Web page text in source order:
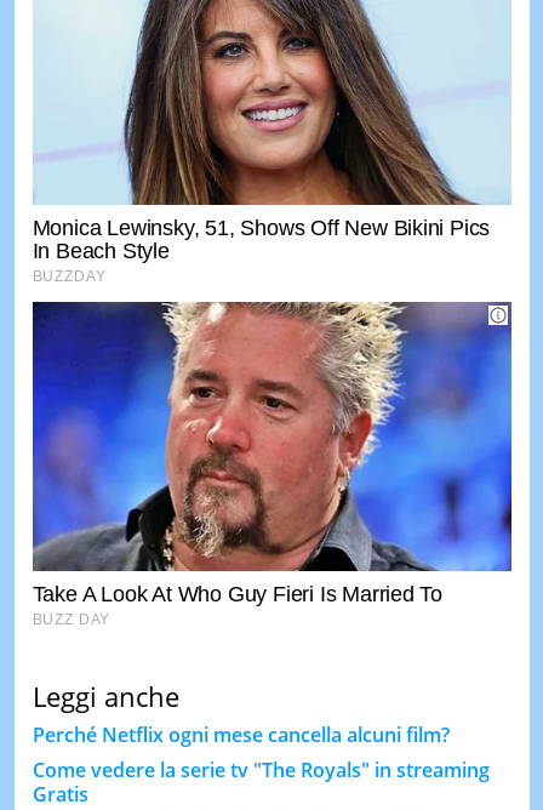
Leggi anche
Perché Netflix ogni mese cancella alcuni film?
Come vedere la serie tv "The Royals" in streaming
Gratis